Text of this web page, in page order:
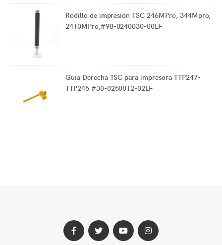
Rodillo de impresión TSC 246MPro, 344Mpro,
2410MPro,#98-0240030-00LF
Guia Derecha TSC para impresora TTP247-
TTP245 #30-0250012-02LF